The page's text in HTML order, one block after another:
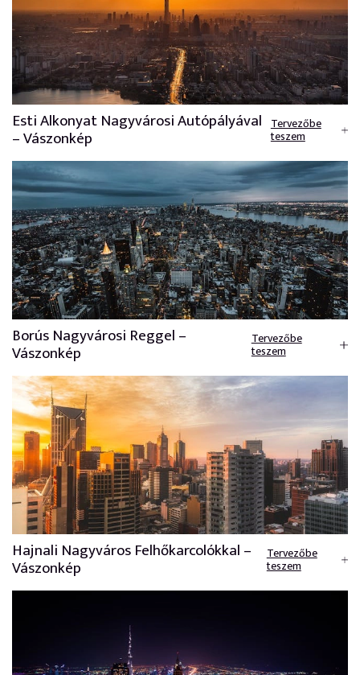
Esti Alkonyat Nagyvárosi Autópályával
– Vászonkép
Tervezőbe
teszem
Borús Nagyvárosi Reggel –
Vászonkép
Tervezőbe
teszem
Hajnali Nagyváros Felhőkarcolókkal –
Vászonkép
Tervezőbe
teszem